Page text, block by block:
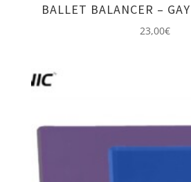
BALLET BALANCER –
23,00€